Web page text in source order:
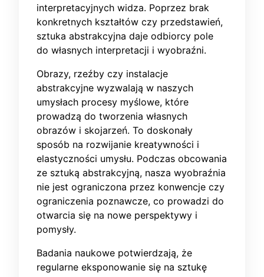
interpretacyjnych widza. Poprzez brak
konkretnych kształtów czy przedstawień,
sztuka abstrakcyjna daje odbiorcy pole
do własnych interpretacji i wyobraźni.
Obrazy, rzeźby czy instalacje
abstrakcyjne wyzwalają w naszych
umysłach procesy myślowe, które
prowadzą do tworzenia własnych
obrazów i skojarzeń. To doskonały
sposób na rozwijanie kreatywności i
elastyczności umysłu. Podczas obcowania
ze sztuką abstrakcyjną, nasza wyobraźnia
nie jest ograniczona przez konwencje czy
ograniczenia poznawcze, co prowadzi do
otwarcia się na nowe perspektywy i
pomysły.
Badania naukowe potwierdzają, że
regularne eksponowanie się na sztukę